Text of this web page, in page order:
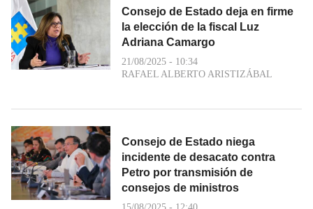
Consejo de Estado deja en firme
la elección de la fiscal Luz
Adriana Camargo
21/08/2025 - 10:34
RAFAEL ALBERTO ARISTIZÁBAL
Consejo de Estado niega
incidente de desacato contra
Petro por transmisión de
consejos de ministros
15/08/2025 - 12:40